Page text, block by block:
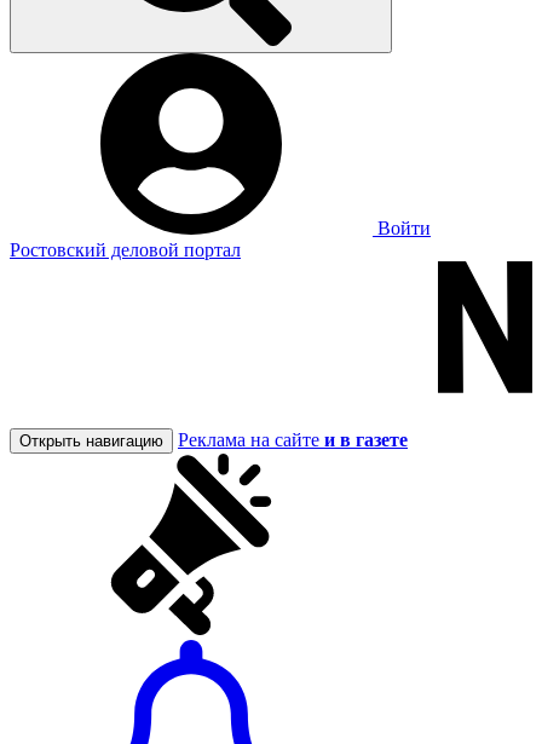
Войти
Ростовский деловой портал
Открыть навигацию Реклама на сайте и в газете